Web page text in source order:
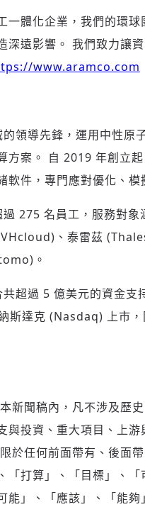
一體化企業，我們的環
深遠影響。 我們致力讓
www.aramco.com
領導先鋒，運用中性原
方案。 自 2019 年創立
軟件，專門應對優化、模
275 名員工，服務對
、泰雷茲
。
共超過 5 億美元的資金
斯達克 (Nasdaq) 上市
新聞稿內，凡不涉及歷
與投資、重大項目、上
於任何前面帶有、後面
「打算」、「目標」、
能」、「應該」、「能